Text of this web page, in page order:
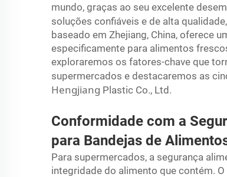
mundo, graças ao seu excelente
soluções confiáveis e de alta qualidade,
baseado em Zhejiang, China, oferece
especificamente para alimentos
exploraremos os fatores-chave que
supermercados e destacaremos as
Hengjiang Plastic Co., Ltd.
Conformidade com a
para Bandejas de
Para supermercados, a segurança
integridade do alimento que contém.